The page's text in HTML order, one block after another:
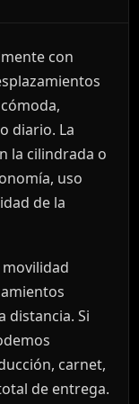
con
diario. La
la cilindrada o
uso
de la
distancia. Si
carnet,
de entrega.